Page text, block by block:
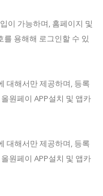
이 가능하며, 홈페이지 및
용해해 로그인할 수 있
대해서만 제공하며, 등록
원페이 APP설치 및 앱카
대해서만 제공하며, 등록
원페이 APP설치 및 앱카